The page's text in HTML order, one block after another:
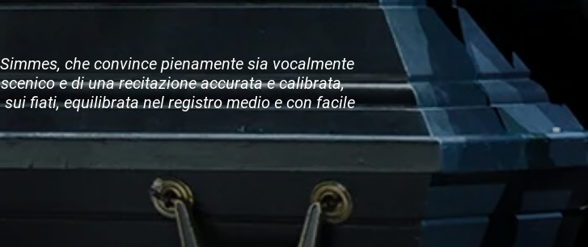
che convince pienamente sia vocalmente
e di una recitazione accurata e calibrata,
fiati, equilibrata nel registro medio e con facile